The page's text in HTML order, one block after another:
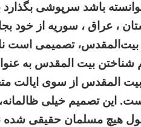
باشد سرپوشی بگذارد
، عراق ، سوریه از خود
بیت‌المقدس، تصمیمی است
شناختن بیت المقدس به
بیت المقدس از سوی ایالت
این تصمیم خیلی ظالمانه،
هیچ مسلمان حقیقی شده